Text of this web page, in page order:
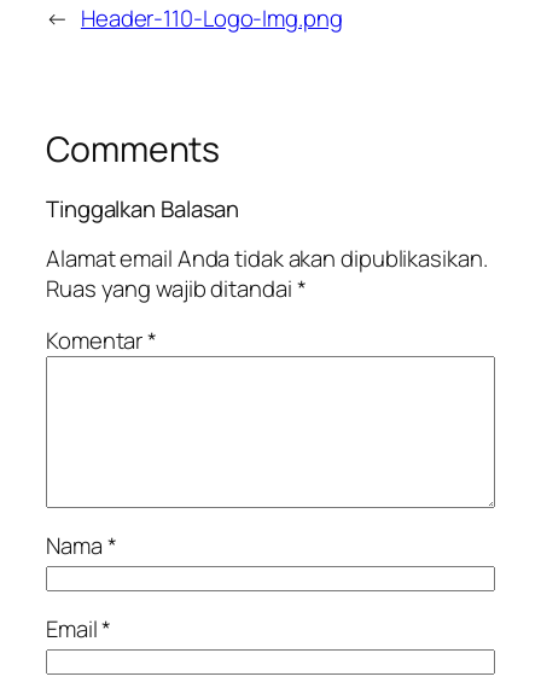
← Header-110-Logo-Img.png
Comments
Tinggalkan Balasan
Alamat email Anda tidak akan dipublikasikan.
Ruas yang wajib ditandai*
Komentar*
Nama*
Email*